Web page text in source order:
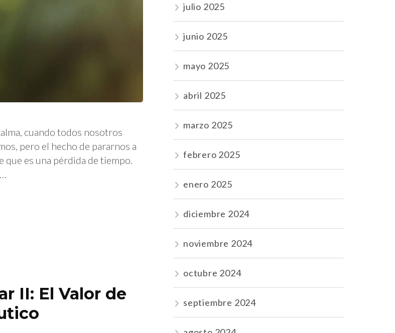
cuando todos nosotros
pero el hecho de pararnos a
es una pérdida de tiempo.
II: El Valor de
julio 2025
junio 2025
mayo 2025
abril 2025
marzo 2025
febrero 2025
enero 2025
diciembre 2024
noviembre 2024
octubre 2024
septiembre 2024